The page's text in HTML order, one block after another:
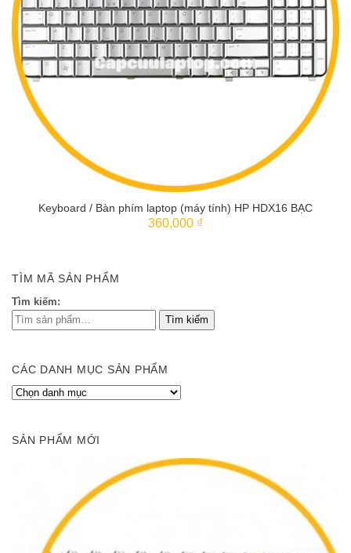
Keyboard / Bàn phím laptop (máy tính) HP HDX16 BẠC
360,000 ₫
TÌM MÃ SẢN PHẨM
Tìm kiếm:
CÁC DANH MỤC SẢN PHẨM
SẢN PHẨM MỚI